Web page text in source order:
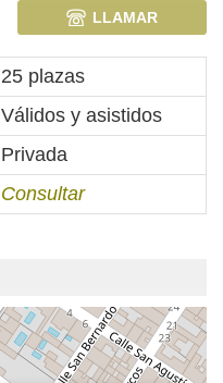
LLAMAR
25 plazas
Válidos y asistidos
Privada
Consultar